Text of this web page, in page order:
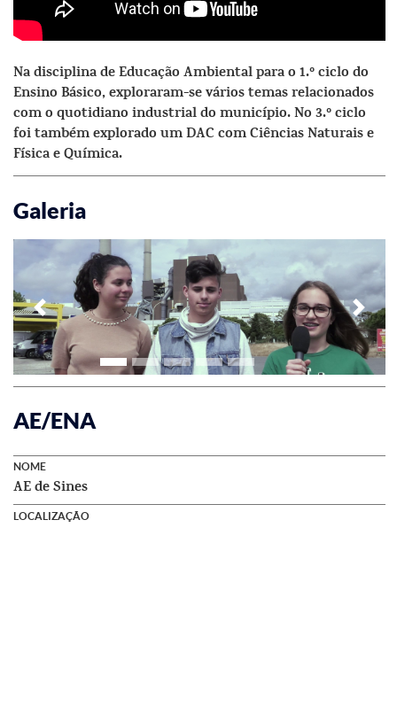
Na disciplina de Educação Ambiental para o 1.º ciclo do
Ensino Básico, exploraram-se vários temas relacionados
com o quotidiano industrial do município. No 3.º ciclo
foi também explorado um DAC com Ciências Naturais e
Física e Química.
Galeria
Previous Next
AE/ENA
NOME
AE de Sines
LOCALIZAÇÃO